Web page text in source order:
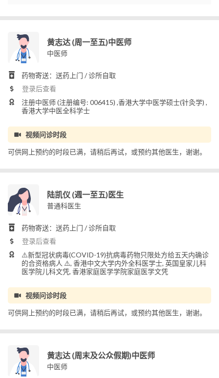
黄志达 (周一至五)中医师
中医师
药物寄送：送药上门 / 诊所自取
登录后查看
注册中医师 (注册编号: 006415) ,香港大学中医学硕士(针灸学) ,
香港大学中医全科学士
视频问诊时段
可供网上预约的时段已满，请稍后再试，或预约其他医生，谢谢。
陆凯仪 (週一至五)医生
普通科医生
药物寄送：送药上门 / 诊所自取
登录后查看
⚠️新型冠状病毒(COVID-19)抗病毒药物只限处方给五天内确诊
的合资格病人 ⚠️, 香港中文大学内外全科医学士, 英国皇家儿科
医学院儿科文凭, 香港家庭医学学院家庭医学文凭
视频问诊时段
可供网上预约的时段已满，请稍后再试，或预约其他医生，谢谢。
黄志达 (周末及公众假期)中医师
中医师